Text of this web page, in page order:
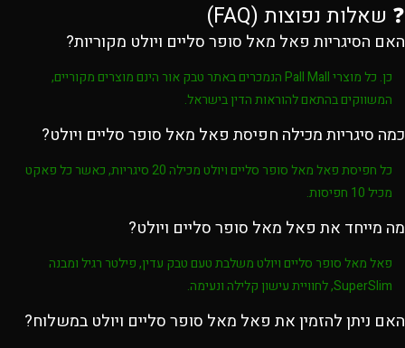
❓ שאלות נפוצות (FAQ)
האם הסיגריות פאל מאל סופר סליים ויולט מקוריות?
כן. כל מוצריPall Mallהנמכרים באתרטבק אורהינם מוצרים מקוריים,
המשווקים בהתאם להוראות הדין בישראל.
כמה סיגריות מכילה חפיסת פאל מאל סופר סליים ויולט?
כל חפיסתפאל מאל סופר סליים ויולטמכילה20 סיגריות
, כאשר כל פאקט
מכיל10 חפיסות .
מה מייחד את פאל מאל סופר סליים ויולט?
פאל מאל סופר סליים ויולטמשלבתטעם טבק עדין,פילטר רגילומבנה
SuperSlim, לחוויית עישון קלילה ונעימה.
האם ניתן להזמין את פאל מאל סופר סליים ויולט במשלוח?